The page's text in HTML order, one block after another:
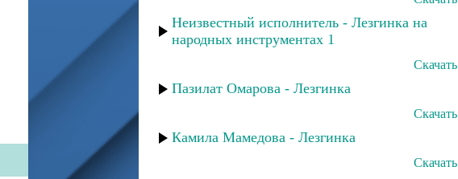
Неизвестный исполнитель - Лезгинка на
народных инструментах 1
Скачать
Пазилат Омарова - Лезгинка
Скачать
Камила Мамедова - Лезгинка
Скачать